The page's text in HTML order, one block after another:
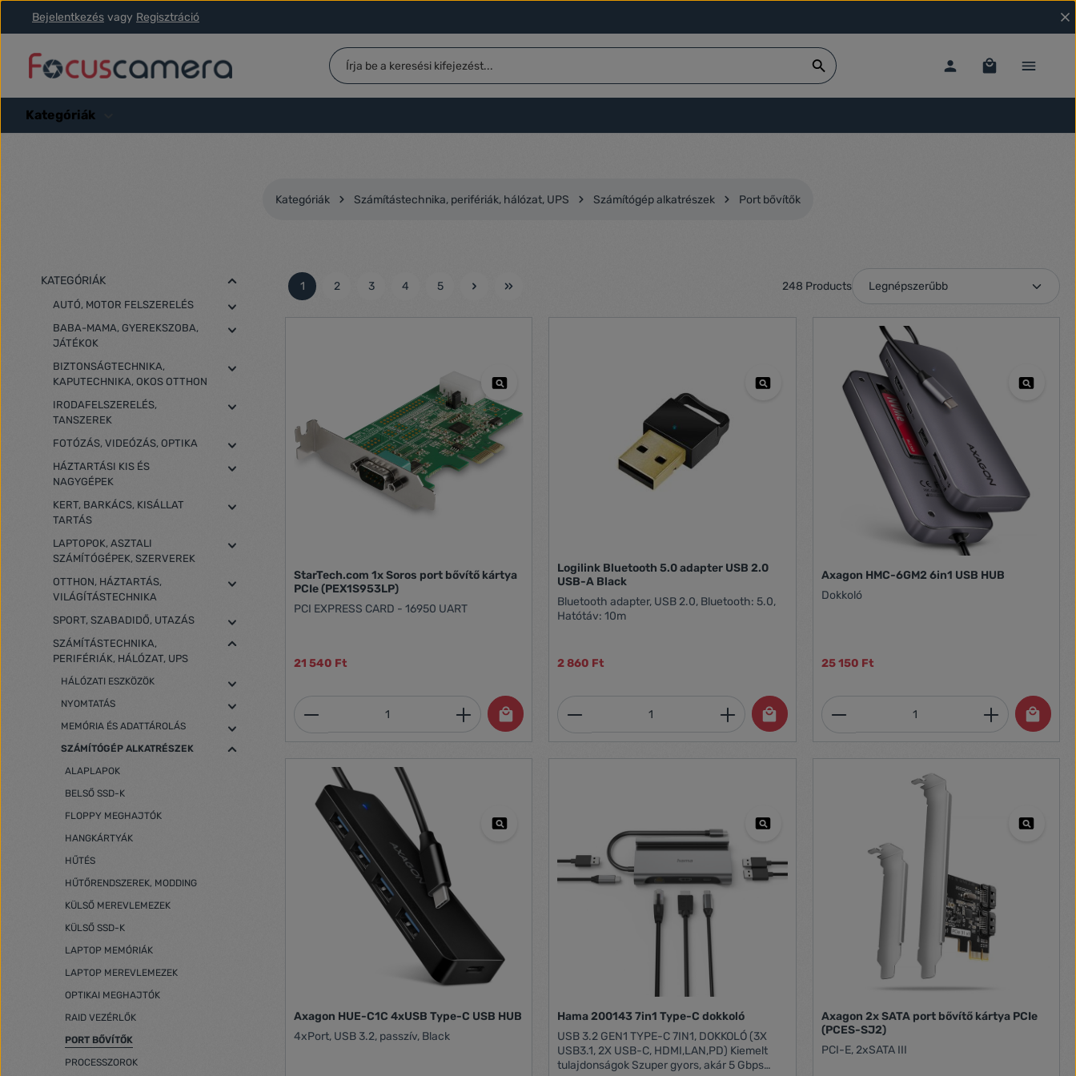
a fő tartalomra
Ugrás a kereséshez
Ugrás a fő navigációhoz
Bejelentkezés vagy Regisztráció
Kategóriák
Kategóriák Számítástechnika, perifériák, hálózat, UPS Számítógép alkatrészek Port bővítők
KATEGÓRIÁK
AUTÓ, MOTOR FELSZERELÉS
BABA-MAMA, GYEREKSZOBA,
JÁTÉKOK
BIZTONSÁGTECHNIKA,
KAPUTECHNIKA, OKOS OTTHON
IRODAFELSZERELÉS,
TANSZEREK
FOTÓZÁS, VIDEÓZÁS, OPTIKA
HÁZTARTÁSI KIS ÉS
NAGYGÉPEK
KERT, BARKÁCS, KISÁLLAT
TARTÁS
LAPTOPOK, ASZTALI
SZÁMÍTÓGÉPEK, SZERVEREK
OTTHON, HÁZTARTÁS,
VILÁGÍTÁSTECHNIKA
SPORT, SZABADIDŐ, UTAZÁS
SZÁMÍTÁSTECHNIKA,
PERIFÉRIÁK, HÁLÓZAT, UPS
HÁLÓZATI ESZKÖZÖK
NYOMTATÁS
MEMÓRIA ÉS ADATTÁROLÁS
SZÁMÍTÓGÉP ALKATRÉSZEK
ALAPLAPOK
BELSŐ SSD-K
FLOPPY MEGHAJTÓK
HANGKÁRTYÁK
HŰTÉS
HŰTŐRENDSZEREK, MODDING
KÜLSŐ MEREVLEMEZEK
KÜLSŐ SSD-K
LAPTOP MEMÓRIÁK
LAPTOP MEREVLEMEZEK
OPTIKAI MEGHAJTÓK
RAID VEZÉRLŐK
PORT BŐVÍTŐK
PROCESSZOROK
Oldal
1
Oldal
2
Oldal
3
Oldal
4
Oldal
5 248 Products
StarTech.com 1x Soros port bővítő kártya
PCIe (PEX1S953LP)
PCI EXPRESS CARD - 16950 UART
21 540 Ft
Termékmennyiség: Adja meg a kívánt mennyiséget, vagy használja a gombokat a
Logilink Bluetooth 5.0 adapter USB 2.0
USB-A Black
Bluetooth adapter, USB 2.0, Bluetooth: 5.0,
Hatótáv: 10m
2 860 Ft
Termékmennyiség: Adja meg a kívánt mennyiséget, vagy
Axagon HMC-6GM2 6in1 USB HUB
Dokkoló
25 150 Ft
Termékmennyiség: Adja
Axagon HUE-C1C 4xUSB Type-C USB HUB
4xPort, USB 3.2, passzív, Black
Hama 200143 7in1 Type-C dokkoló
USB 3.2 GEN1 TYPE-C 7IN1, DOKKOLÓ (3X
USB3.1, 2X USB-C, HDMI,LAN,PD) Kiemelt
tulajdonságok Szuper gyors, akár 5 Gbps
Axagon 2x SATA port bővítő kártya PCIe
(PCES-SJ2)
PCI-E, 2xSATA III